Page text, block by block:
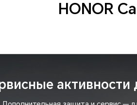
HONOR
активности